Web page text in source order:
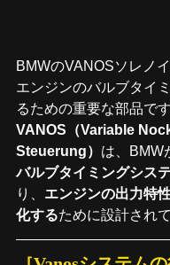
BMWのVANOSソレノ
エンジンのバルブタイ
るための重要な部品です
VANOS（Variable
Steuerung） は、BMW
バルブタイミングシス
り、 エンジンの出力特
化するために設計され